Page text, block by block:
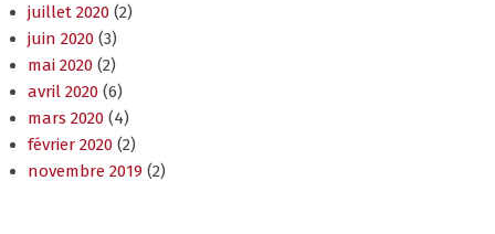
juillet 2020 (2)
juin 2020 (3)
mai 2020 (2)
avril 2020 (6)
mars 2020 (4)
février 2020 (2)
novembre 2019 (2)